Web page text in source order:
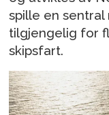
spille en sentral
tilgjengelig for
skipsfart.